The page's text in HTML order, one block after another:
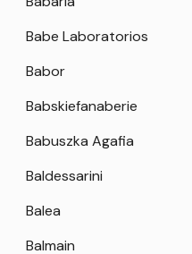
Babe Laboratorios
Babor
Babskiefanaberie
Babuszka Agafia
Baldessarini
Balea
Balmain